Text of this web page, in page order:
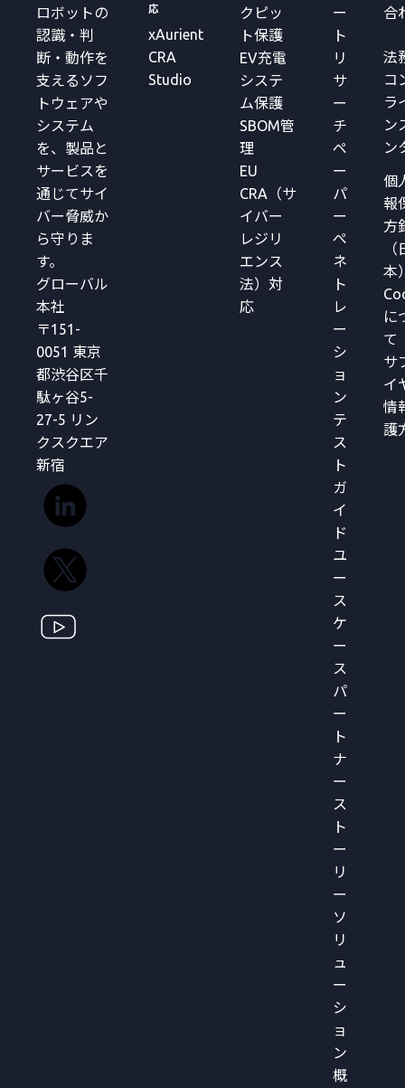
ロボットの
認識・判
断・動作を
支えるソフ
トウェアや
システム
を、製品と
サービスを
通じてサイ
バー脅威か
ら守りま
す。
グローバル
本社
〒151-
0051 東京
都渋谷区千
駄ヶ谷5-
27-5 リン
クスクエア
新宿
応
xAurient
CRA
Studio
クピッ
ト保護
EV充電
システ
ム保護
SBOM管
理
EU
CRA（サ
イバー
レジリ
エンス
法）対
応
ー
ト
リ
サ
ー
チ
ペ
ー
パ
ー
ペ
ネ
ト
レ
ー
シ
ョ
ン
テ
ス
ト
ガ
イ
ド
ユ
ー
ス
ケ
ー
ス
パ
ー
ト
ナ
ー
ス
ト
ー
リ
ー
ソ
リ
ュ
ー
シ
ョ
ン
概
合
法
コ
ラ
ン
ン
個
報
方
（
本
に
て
サ
イ
情
護